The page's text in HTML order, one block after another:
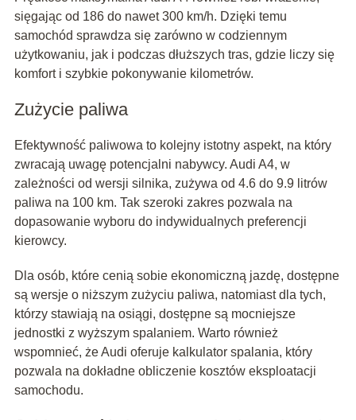
sięgając od 186 do nawet 300 km/h. Dzięki temu
samochód sprawdza się zarówno w codziennym
użytkowaniu, jak i podczas dłuższych tras, gdzie liczy się
komfort i szybkie pokonywanie kilometrów.
Zużycie paliwa
Efektywność paliwowa to kolejny istotny aspekt, na który
zwracają uwagę potencjalni nabywcy. Audi A4, w
zależności od wersji silnika, zużywa od 4.6 do 9.9 litrów
paliwa na 100 km. Tak szeroki zakres pozwala na
dopasowanie wyboru do indywidualnych preferencji
kierowcy.
Dla osób, które cenią sobie ekonomiczną jazdę, dostępne
są wersje o niższym zużyciu paliwa, natomiast dla tych,
którzy stawiają na osiągi, dostępne są mocniejsze
jednostki z wyższym spalaniem. Warto również
wspomnieć, że Audi oferuje kalkulator spalania, który
pozwala na dokładne obliczenie kosztów eksploatacji
samochodu.